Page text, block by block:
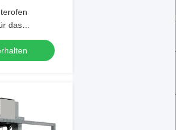
das
und mehr bei